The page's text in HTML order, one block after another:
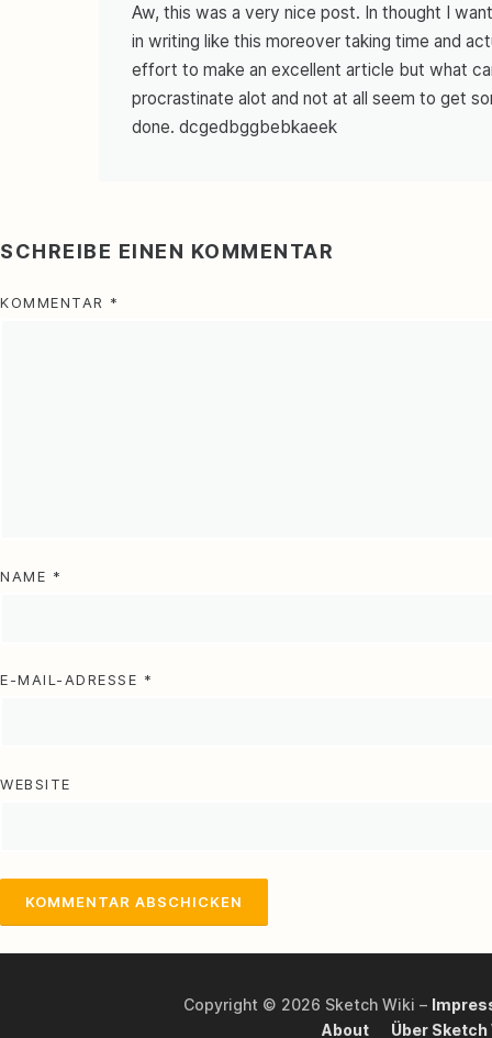
Aw, this was a very nice post. In thought I
in writing like this moreover taking time and
effort to make an excellent article but what
procrastinate alot and not at all seem to get
done. dcgedbggbebkaeek
SCHREIBE EINEN KOMMENTAR
KOMMENTAR *
NAME *
E-MAIL-ADRESSE *
WEBSITE
Copyright © 2026 Sketch Wiki –
About
Über Sketch